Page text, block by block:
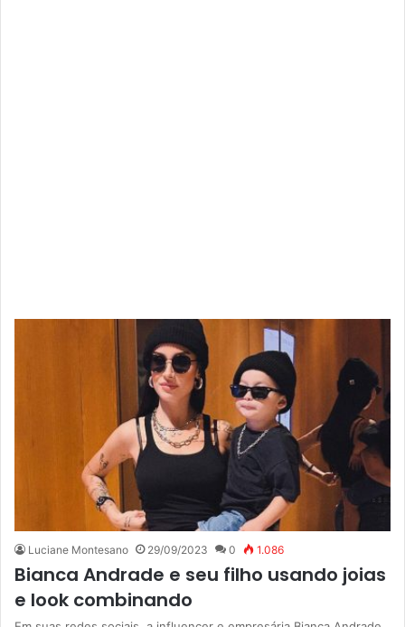
Luciane Montesano 29/09/2023 0 1.086
Bianca Andrade e seu filho usando joias
e look combinando